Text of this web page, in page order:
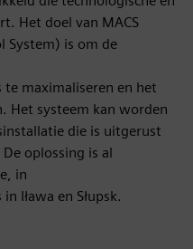
Het doel van MACS
System) is om de
maximaliseren en het
Het systeem kan worden
die is uitgerust
oplossing is al
in
Iława en Słupsk.